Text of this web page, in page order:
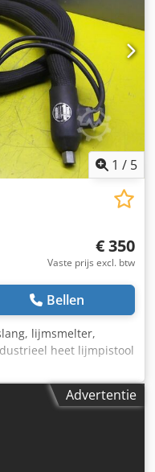
1 / 5
€ 350
Vaste prijs excl. btw
Bellen
lijmsmelter,
heet lijmpistool
Chedpfx
-Totale lengte: 1500
-gewicht: 2,2 kg
Advertentie